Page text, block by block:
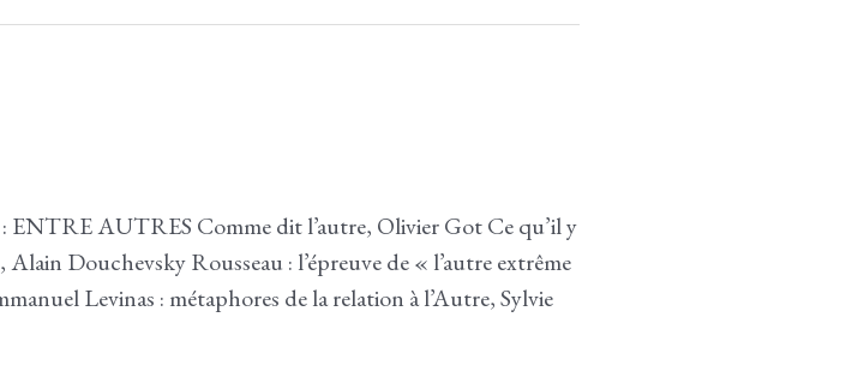
AUTRES Comme dit l’autre, Olivier Got Ce qu’il y
Douchevsky Rousseau : l’épreuve de « l’autre extrême
Levinas : métaphores de la relation à l’Autre, Sylvie